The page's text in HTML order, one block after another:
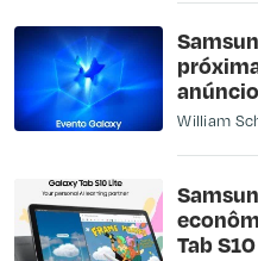
William
Tab